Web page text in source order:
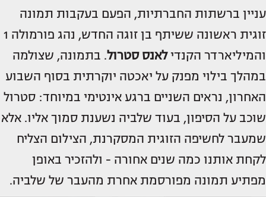
עניין ברשתות החברתיות, הפעם בעקבות תמונה
זוגית ראשונה ששיתף בן זוגה החדש, נהג פורמולה 1
והמיליארדר הקנדילאנס סטרול. בתמונה, שצולמה
במהלך בילוי מפנק על יאכטה יוקרתית בסוף השבוע
האחרון, נראים השניים ברגע אינטימי במיוחד: סטרול
שוכב על הסיפון, בעוד שלביה נשענת סמוך אליו. אלא
שמעבר לחשיפה הזוגית המסקרנת, הצילום הצליח
לקחת אותנו כמה שנים אחורה - ולהזכיר באופן
מפתיע תמונה מפורסמת אחרת מהעבר של שלביה.